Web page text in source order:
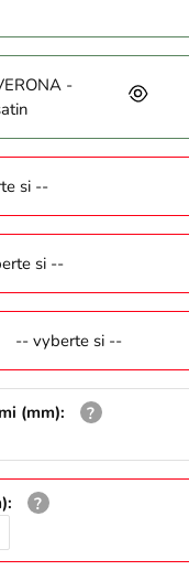
-
si --
si --
-- vyberte si --
(mm):
: